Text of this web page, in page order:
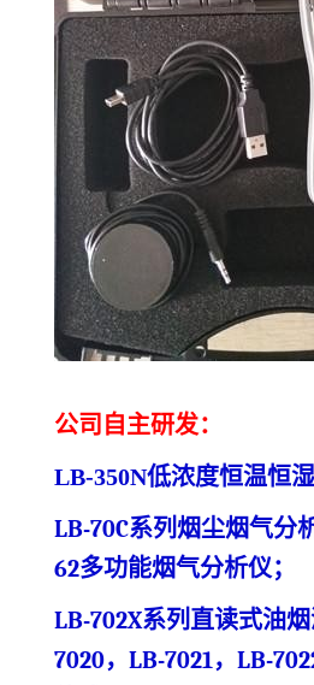
公司自主研发：
LB-350N低浓度恒温恒
LB-70C系列烟尘烟气分
62多功能烟气分析仪；
LB-702X系列直读式油
7020，LB-7021，LB-